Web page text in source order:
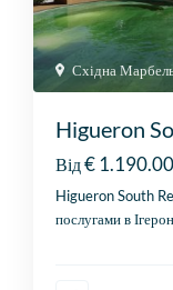
Східна
Higueron
Від€
Higueron South
послугами в